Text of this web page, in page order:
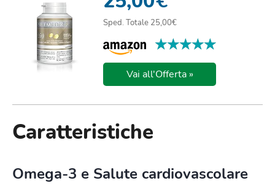
Sped. Totale 25,00€
★★★★★
★★★★★
Vai all'Offerta »
Caratteristiche
Omega-3 e Salute cardiovascolare